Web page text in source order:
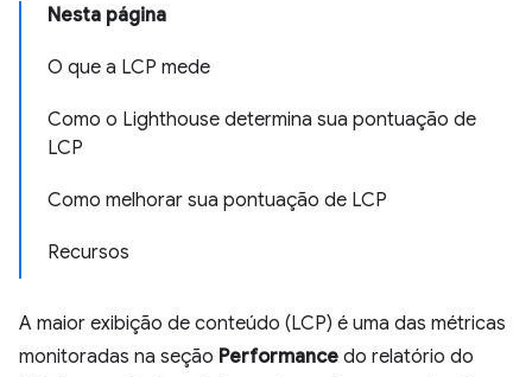
Nesta página
O que a LCP mede
Como o Lighthouse determina sua pontuação de
LCP
Como melhorar sua pontuação de LCP
Recursos
A maior exibição de conteúdo (LCP) é uma das métricas
monitoradas na seção Performance do relatório do